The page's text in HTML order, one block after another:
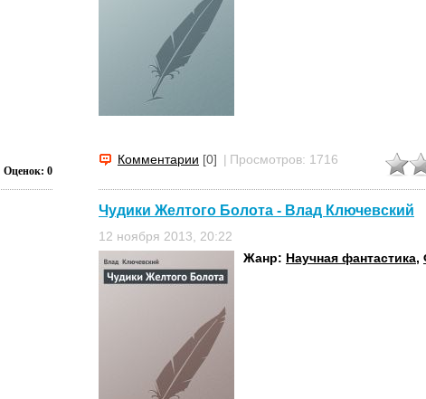
Оценок: 0
Комментарии [0] | Просмотров: 1716
Чудики Желтого Болота - Влад Ключевский
12 ноября 2013, 20:22
Жанр: Научная фантастика,